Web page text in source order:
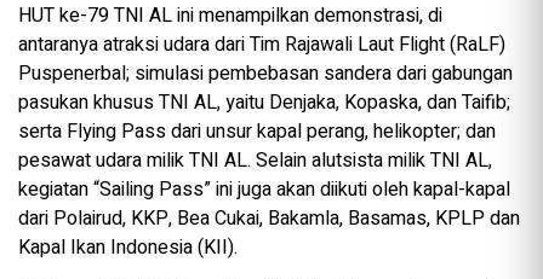
HUT ke-79 TNI AL ini menampilkan demonstrasi, di
antaranya atraksi udara dari Tim Rajawali Laut Flight (RaLF)
Puspenerbal; simulasi pembebasan sandera dari gabungan
pasukan khusus TNI AL, yaitu Denjaka, Kopaska, dan Taifib;
serta Flying Pass dari unsur kapal perang, helikopter; dan
pesawat udara milik TNI AL. Selain alutsista milik TNI AL,
kegiatan “Sailing Pass” ini juga akan diikuti oleh kapal-kapal
dari Polairud, KKP, Bea Cukai, Bakamla, Basamas, KPLP dan
Kapal Ikan Indonesia (KII).